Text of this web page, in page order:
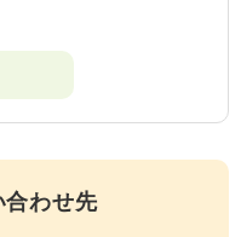
合わせ先